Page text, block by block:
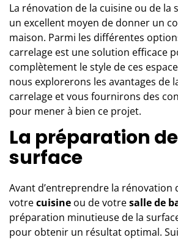
La rénovation de la cuisine ou de la
un excellent moyen de donner un
maison. Parmi les différentes
carrelage est une solution efficace
complètement le style de ces
nous explorerons les avantages de
carrelage et vous fournirons des
pour mener à bien ce projet.
La préparation
surface
Avant d’entreprendre la rénovation
votrecuisine ou de votresalle de
préparation minutieuse de la
pour obtenir un résultat optimal.